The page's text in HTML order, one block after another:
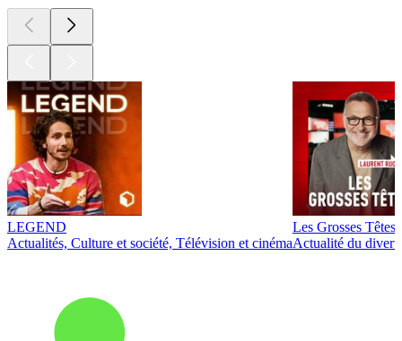
LEGEND
Actualités, Culture et société, Télévision et cinéma
Les Grosses Têtes
Actualité du